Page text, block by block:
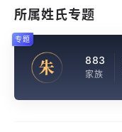
所属姓氏专题
朱 883
家族
专题